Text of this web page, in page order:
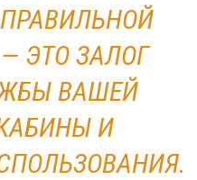
ЭТО ЗАЛОГ
ВАШЕЙ
И